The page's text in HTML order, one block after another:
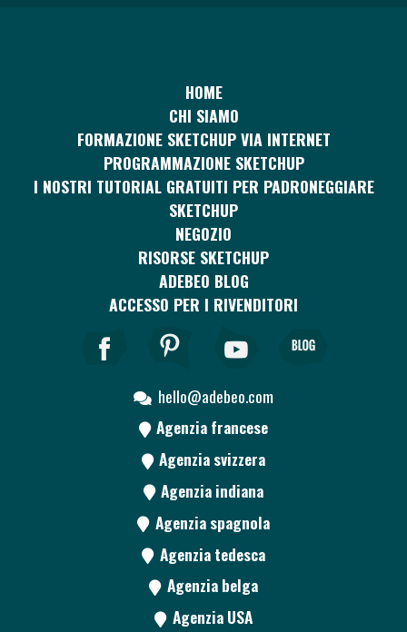
HOME
CHI SIAMO
FORMAZIONE SKETCHUP VIA INTERNET
PROGRAMMAZIONE SKETCHUP
I NOSTRI TUTORIAL GRATUITI PER PADRONEGGIARE
SKETCHUP
NEGOZIO
RISORSE SKETCHUP
ADEBEO BLOG
ACCESSO PER I RIVENDITORI
hello@adebeo.com
Agenzia francese
Agenzia svizzera
Agenzia indiana
Agenzia spagnola
Agenzia tedesca
Agenzia belga
Agenzia USA